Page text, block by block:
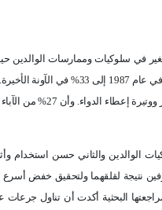
قام بمراجعة وتحليل نتائج أكثر من 70 دراسة طبية عالمية تم نشرها منذ عام 1980 حول التغير في سلوكيات
حرارة الطفل. ووجدوا أن نسبة منْ يُقدم للطفل من الوالدين جرعات عالية من أدوية خفض الحرارة ارتفع من
الآباء والأمهات إما أن يُقدم للطفل جرعات منخفضة أو عالية أو يكرر ذلك كثيراً أثناء
الوالدين والثاني حسن استخدام
نتيجة لقلقهما ولتحقيق خفض
البحثية أكدت أن تناول جرعات